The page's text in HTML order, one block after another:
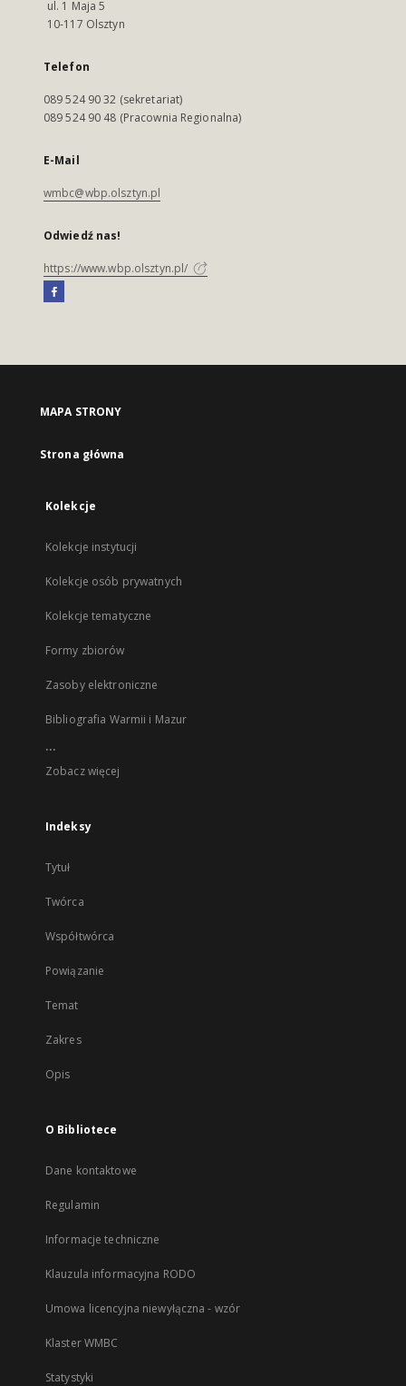
ul. 1 Maja 5
10-117 Olsztyn
Telefon
089 524 90 32 (sekretariat)
089 524 90 48 (Pracownia Regionalna)
E-Mail
wmbc@wbp.olsztyn.pl
Odwiedź nas!
https://www.wbp.olsztyn.pl/
MAPA STRONY
Strona główna
Kolekcje
Kolekcje instytucji
Kolekcje osób prywatnych
Kolekcje tematyczne
Formy zbiorów
Zasoby elektroniczne
Bibliografia Warmii i Mazur
...
Zobacz więcej
Indeksy
Tytuł
Twórca
Współtwórca
Powiązanie
Temat
Zakres
Opis
O Bibliotece
Dane kontaktowe
Regulamin
Informacje techniczne
Klauzula informacyjna RODO
Umowa licencyjna niewyłączna - wzór
Klaster WMBC
Statystyki